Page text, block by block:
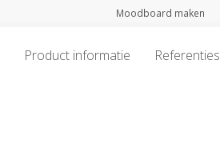
Moodboard maken
Product informatie Referenties